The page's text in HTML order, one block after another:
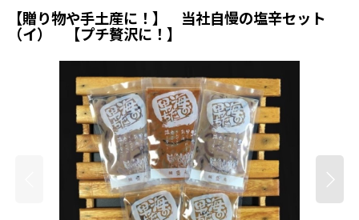
【贈り物や手土産に！】 当社自慢の塩辛セット
（イ） 【プチ贅沢に！】